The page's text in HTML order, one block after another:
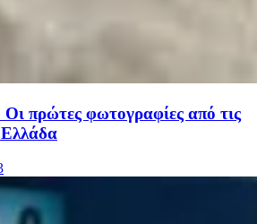
πρώτες φωτογραφίες από τις
Ελλάδα